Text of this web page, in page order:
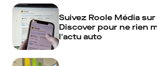
Suivez Roole Média
Discover pour ne rien
l'actu auto